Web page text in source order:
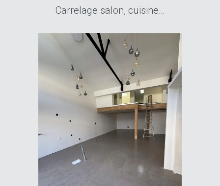
Carrelage salon, cuisine…